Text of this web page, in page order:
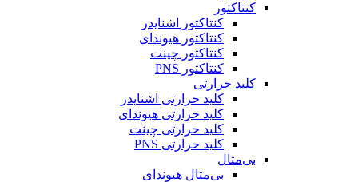
کنتاکتور
کنتاکتور اشنایدر
کنتاکتور هیوندای
کنتاکتور چینت
کنتاکتور PNS
کلید حرارتی
کلید حرارتی اشنایدر
کلید حرارتی هیوندای
کلید حرارتی چینت
کلید حرارتی PNS
بی‌متال
بی‌متال هیوندای